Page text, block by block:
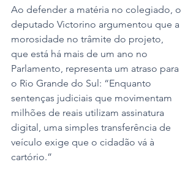
Ao defender a matéria no colegiado, o
deputado Victorino argumentou que a
morosidade no trâmite do projeto,
que está há mais de um ano no
Parlamento, representa um atraso para
o Rio Grande do Sul: “Enquanto
sentenças judiciais que movimentam
milhões de reais utilizam assinatura
digital, uma simples transferência de
veículo exige que o cidadão vá à
cartório.”